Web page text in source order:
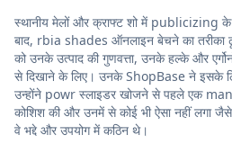
स्थानीय मेलों और क्राफ्ट शो में publicizing
बाद, rbia shades ऑनलाइन बेचने का
को उनके उत्पाद की गुणवत्ता, उनके हल्के और
से दिखाने के लिए। उनके ShopBase ने इसके लिए
उन्होंने powr स्लाइडर खोजने से पहले एक
कोशिश की और उनमें से कोई भी ऐसा नहीं लगा
वे भद्दे और उपयोग में कठिन थे।